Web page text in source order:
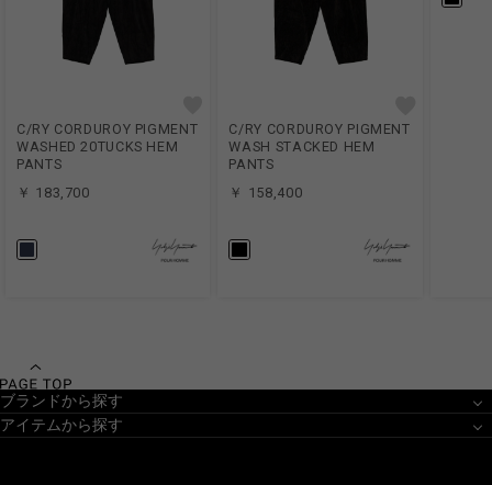
C/RY CORDUROY PIGMENT
WASHED 20TUCKS HEM
PANTS
￥ 183,700
C/RY CORDUROY PIGMENT
WASH STACKED HEM
PANTS
￥ 158,400
ブランドから探す
アイテムから探す